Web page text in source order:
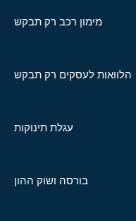
מימון רכב רק תבקש
הלוואות לעסקים רק תבקש
עגלת תינוקות
בורסה ושוק ההון